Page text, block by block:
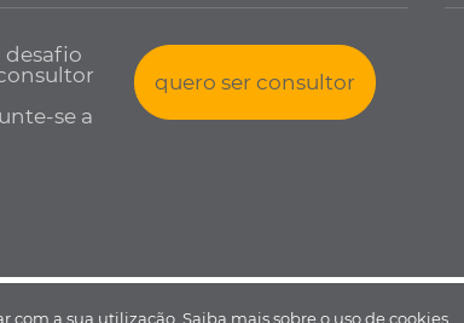
desafio
se a
quero ser consultor
reservados •Política de Privacidade• Livro de
com a sua utilização. Saiba mais sobre o uso de cookies.